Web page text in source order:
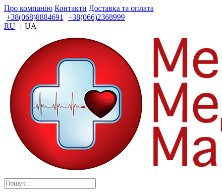
Про компанію Контакти Доставка та оплата
+38(068)8884691
+38(066)2368999
RU | UA